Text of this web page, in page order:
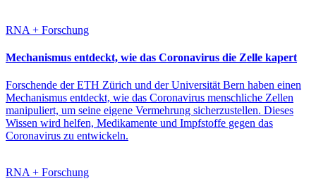
RNA + Forschung
Mechanismus entdeckt, wie das Coronavirus die Zelle kapert
Forschende der ETH Zürich und der Universität Bern haben einen
Mechanismus entdeckt, wie das Coronavirus menschliche Zellen
manipuliert, um seine eigene Vermehrung sicherzustellen. Dieses
Wissen wird helfen, Medikamente und Impfstoffe gegen das
Coronavirus zu entwickeln.
RNA + Forschung